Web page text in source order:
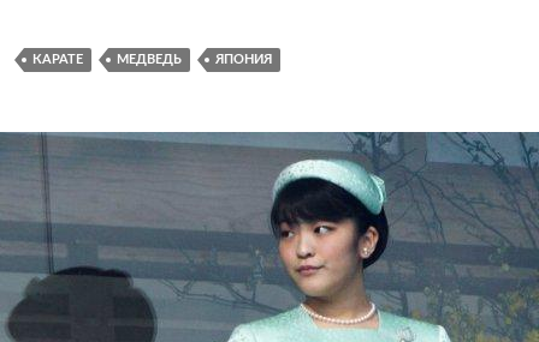
КАРАТЕ МЕДВЕДЬ ЯПОНИЯ